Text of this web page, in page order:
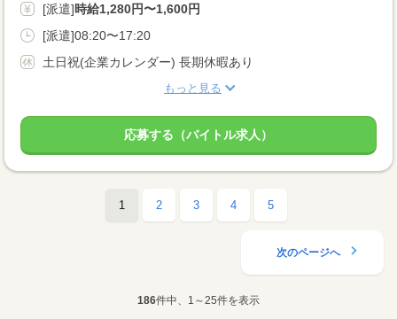
[派遣]時給1,280円〜1,600円
[派遣]08:20〜17:20
土日祝(企業カレンダー) 長期休暇あり
もっと見る
応募する（バイトル求人）
1 2 3 4 5
次のページへ
186件中、1～25件を表示